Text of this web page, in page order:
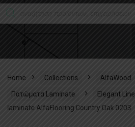
Home Collections AlfaWood
Πατώματα Laminate Elegant Line
laminate AlfaFlooring Country Oak 0203